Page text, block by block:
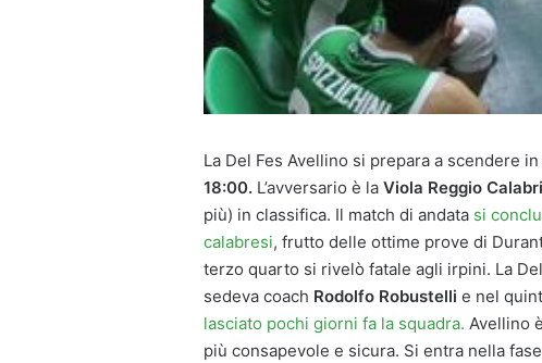
La Del Fes Avellino si prepara a scendere in
18:00. L’avversario è la Viola Reggio
più) in classifica. Il match di andata si
calabresi, frutto delle ottime prove di
terzo quarto si rivelò fatale agli irpini. La
sedeva coach Rodolfo Robustelli e nel
lasciato pochi giorni fa la squadra. Avellino
più consapevole e sicura. Si entra nella